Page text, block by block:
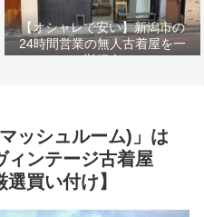
【オシャレで安い】新潟市の
24時間営業の無人古着屋を一
挙紹介
ッシュルーム)」は
ィンテージ古着屋
選買い付け】